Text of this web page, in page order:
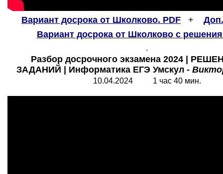
Вариант досрока от Школково. PDF +
Вариант досрока от Школково с
.
Разбор досрочного экзамена 2024 |
ЗАДАНИЙ | Информатика ЕГЭ Умскул -
10.04.2024 1 час 40 мин.